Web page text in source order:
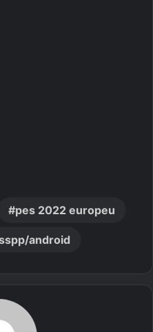
pes 2022 europeu
android